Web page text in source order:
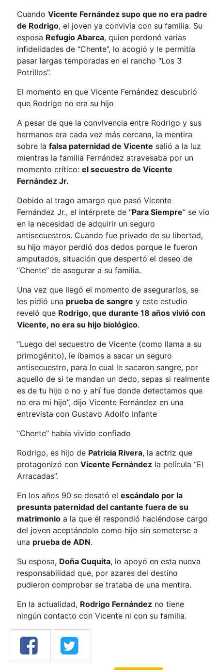
Cuando Vicente Fernández supo que no era padre
de Rodrigo, el joven ya convivía con su familia. Su
esposa Refugio Abarca, quien perdonó varias
infidelidades de “Chente”, lo acogió y le permitía
pasar largas temporadas en el rancho “Los 3
Potrillos”.
El momento en que Vicente Fernández descubrió
que Rodrigo no era su hijo
A pesar de que la convivencia entre Rodrigo y sus
hermanos era cada vez más cercana, la mentira
sobre la falsa paternidad de Vicente salió a la luz
mientras la familia Fernández atravesaba por un
momento crítico: el secuestro de Vicente
Fernández Jr.
Debido al trago amargo que pasó Vicente
Fernández Jr., el intérprete de “Para Siempre” se vio
en la necesidad de adquirir un seguro
antisecuestros. Cuando fue privado de su libertad,
su hijo mayor perdió dos dedos porque le fueron
amputados, situación que despertó el deseo de
“Chente” de asegurar a su familia.
Una vez que llegó el momento de asegurarlos, se
les pidió una prueba de sangre y este estudio
reveló que Rodrigo, que durante 18 años vivió con
Vicente, no era su hijo biológico.
“Luego del secuestro de Vicente (como llama a su
primogénito), le íbamos a sacar un seguro
antisecuestro, para lo cual le sacaron sangre, por
aquello de si te mandan un dedo, sepas si realmente
es de tu hijo o no y ahí fue donde detectamos que
no era mi hijo”, dijo Vicente Fernández en una
entrevista con Gustavo Adolfo Infante
“Chente” había vivido confiado
Rodrigo, es hijo de Patricia Rivera, la actriz que
protagonizó con Vicente Fernández la película “El
Arracadas”.
En los años 90 se desató el escándalo por la
presunta paternidad del cantante fuera de su
matrimonio a la que él respondió haciéndose cargo
del joven aceptándolo como hijo sin someterse a
una prueba de ADN.
Su esposa, Doña Cuquita, lo apoyó en esta nueva
responsabilidad que, por azares del destino
pudieron comprobar se trataba de una mentira.
En la actualidad, Rodrigo Fernández no tiene
ningún contacto con Vicente ni con su familia.